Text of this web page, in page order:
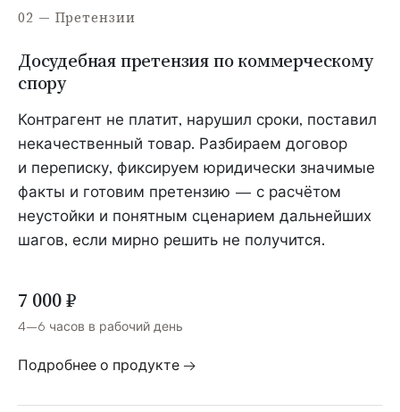
02 — Претензии
Досудебная претензия по коммерческому
спору
Контрагент не платит, нарушил сроки, поставил
некачественный товар. Разбираем договор
и переписку, фиксируем юридически значимые
факты и готовим претензию — с расчётом
неустойки и понятным сценарием дальнейших
шагов, если мирно решить не получится.
7 000 ₽
4–6 часов в рабочий день
Подробнее о продукте →